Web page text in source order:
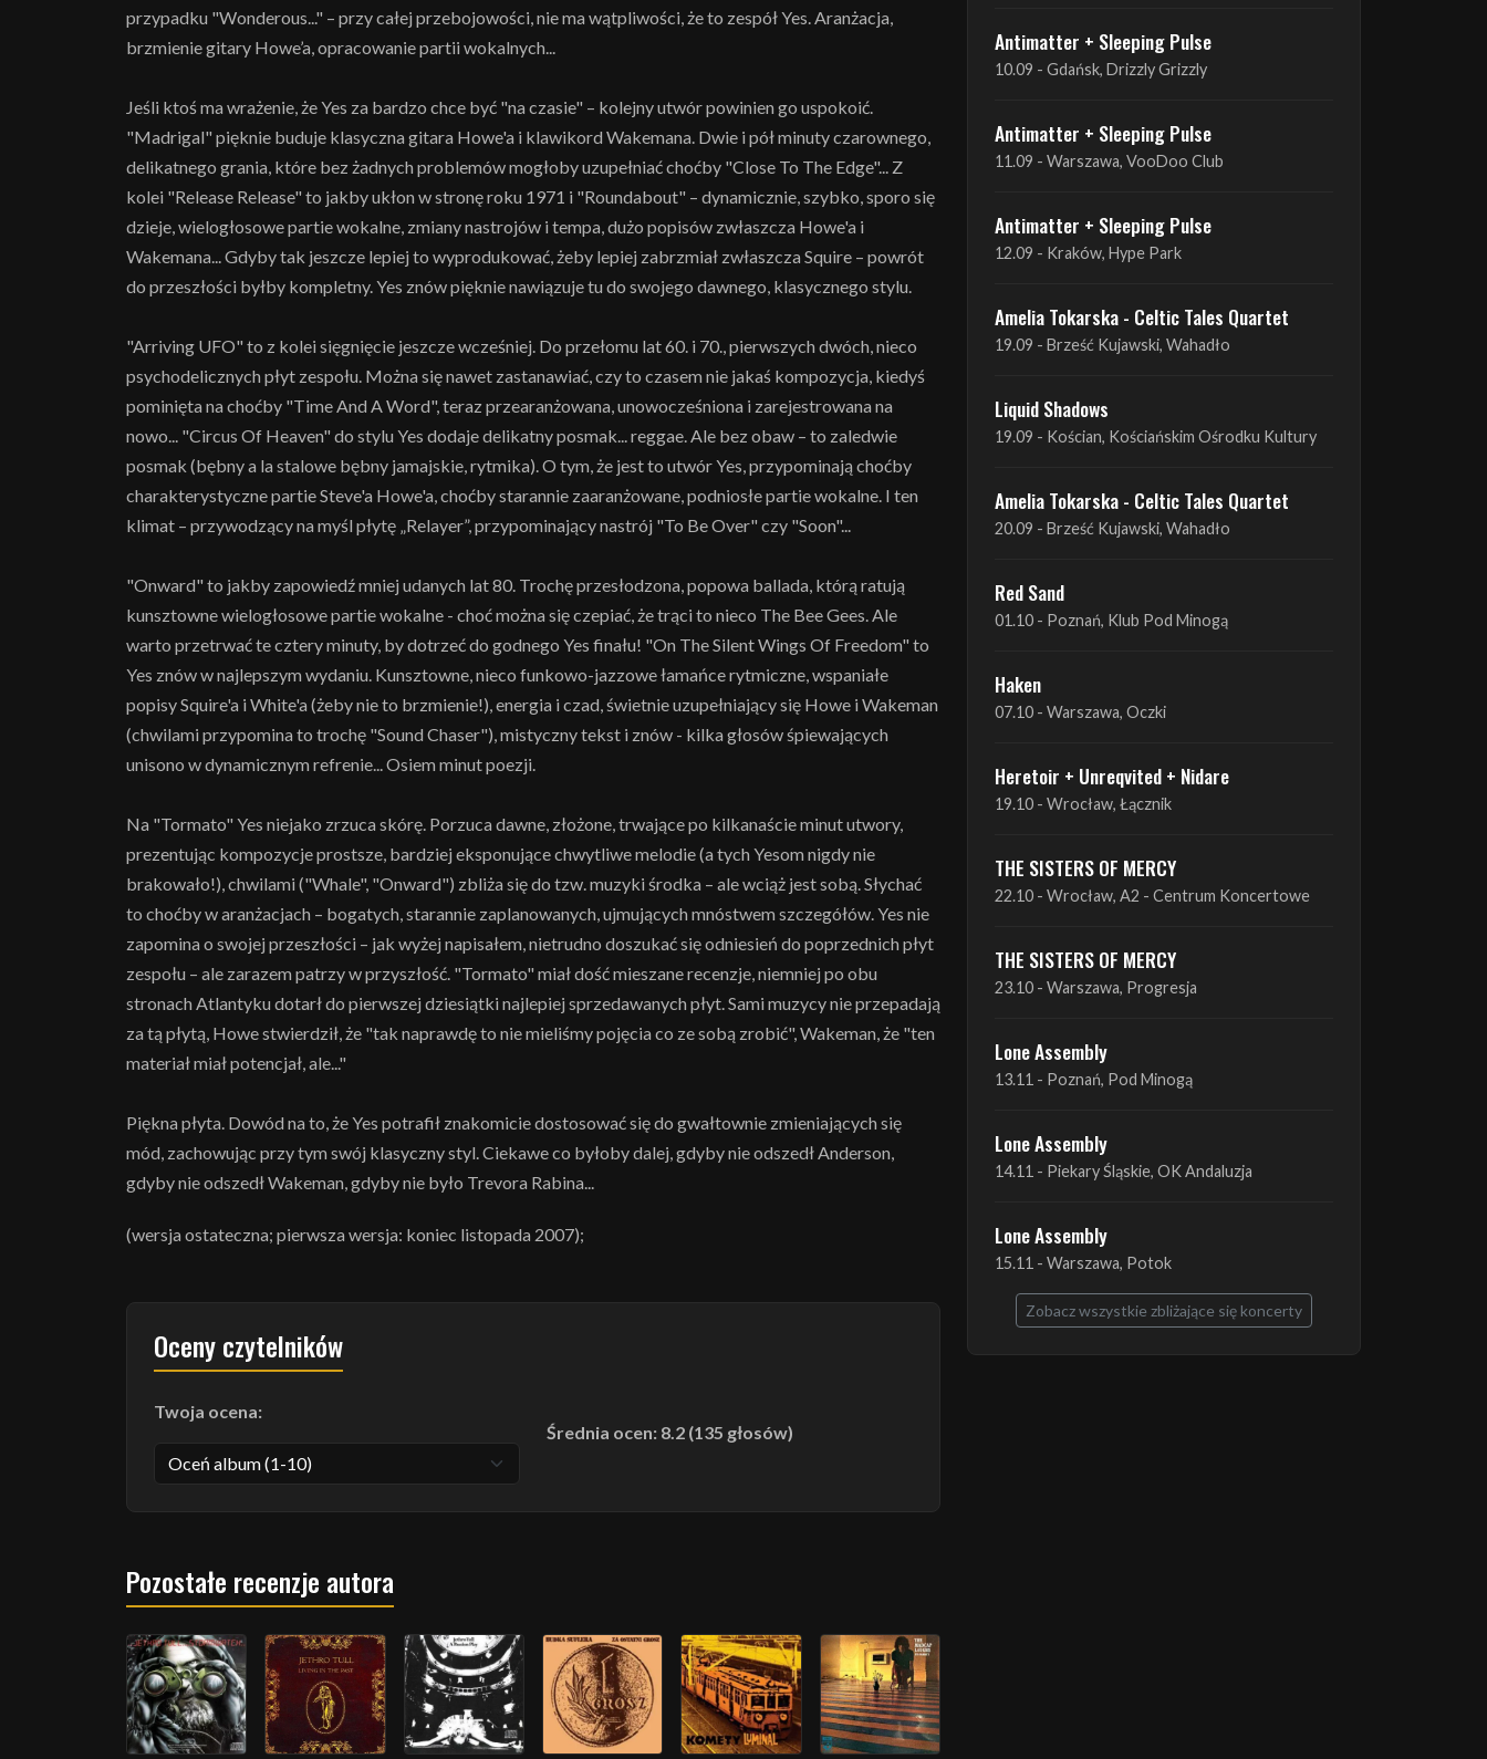
przypadku "Wonderous..." – przy całej przebojowości, nie ma wątpliwości, że to zespół Yes. Aranżacja,
brzmienie gitary Howe’a, opracowanie partii wokalnych...
Jeśli ktoś ma wrażenie, że Yes za bardzo chce być "na czasie" – kolejny utwór powinien go uspokoić.
"Madrigal" pięknie buduje klasyczna gitara Howe'a i klawikord Wakemana. Dwie i pół minuty czarownego,
delikatnego grania, które bez żadnych problemów mogłoby uzupełniać choćby "Close To The Edge"... Z
kolei "Release Release" to jakby ukłon w stronę roku 1971 i "Roundabout" – dynamicznie, szybko, sporo się
dzieje, wielogłosowe partie wokalne, zmiany nastrojów i tempa, dużo popisów zwłaszcza Howe'a i
Wakemana... Gdyby tak jeszcze lepiej to wyprodukować, żeby lepiej zabrzmiał zwłaszcza Squire – powrót
do przeszłości byłby kompletny. Yes znów pięknie nawiązuje tu do swojego dawnego, klasycznego stylu.
"Arriving UFO" to z kolei sięgnięcie jeszcze wcześniej. Do przełomu lat 60. i 70., pierwszych dwóch, nieco
psychodelicznych płyt zespołu. Można się nawet zastanawiać, czy to czasem nie jakaś kompozycja, kiedyś
pominięta na choćby "Time And A Word", teraz przearanżowana, unowocześniona i zarejestrowana na
nowo... "Circus Of Heaven" do stylu Yes dodaje delikatny posmak... reggae. Ale bez obaw – to zaledwie
posmak (bębny a la stalowe bębny jamajskie, rytmika). O tym, że jest to utwór Yes, przypominają choćby
charakterystyczne partie Steve'a Howe'a, choćby starannie zaaranżowane, podniosłe partie wokalne. I ten
klimat – przywodzący na myśl płytę „Relayer”, przypominający nastrój "To Be Over" czy "Soon"...
"Onward" to jakby zapowiedź mniej udanych lat 80. Trochę przesłodzona, popowa ballada, którą ratują
kunsztowne wielogłosowe partie wokalne - choć można się czepiać, że trąci to nieco The Bee Gees. Ale
warto przetrwać te cztery minuty, by dotrzeć do godnego Yes finału! "On The Silent Wings Of Freedom" to
Yes znów w najlepszym wydaniu. Kunsztowne, nieco funkowo-jazzowe łamańce rytmiczne, wspaniałe
popisy Squire'a i White'a (żeby nie to brzmienie!), energia i czad, świetnie uzupełniający się Howe i Wakeman
(chwilami przypomina to trochę "Sound Chaser"), mistyczny tekst i znów - kilka głosów śpiewających
unisono w dynamicznym refrenie... Osiem minut poezji.
Na "Tormato" Yes niejako zrzuca skórę. Porzuca dawne, złożone, trwające po kilkanaście minut utwory,
prezentując kompozycje prostsze, bardziej eksponujące chwytliwe melodie (a tych Yesom nigdy nie
brakowało!), chwilami ("Whale", "Onward") zbliża się do tzw. muzyki środka – ale wciąż jest sobą. Słychać
to choćby w aranżacjach – bogatych, starannie zaplanowanych, ujmujących mnóstwem szczegółów. Yes nie
zapomina o swojej przeszłości – jak wyżej napisałem, nietrudno doszukać się odniesień do poprzednich płyt
zespołu – ale zarazem patrzy w przyszłość. "Tormato" miał dość mieszane recenzje, niemniej po obu
stronach Atlantyku dotarł do pierwszej dziesiątki najlepiej sprzedawanych płyt. Sami muzycy nie przepadają
za tą płytą, Howe stwierdził, że "tak naprawdę to nie mieliśmy pojęcia co ze sobą zrobić", Wakeman, że "ten
materiał miał potencjał, ale..."
Piękna płyta. Dowód na to, że Yes potrafił znakomicie dostosować się do gwałtownie zmieniających się
mód, zachowując przy tym swój klasyczny styl. Ciekawe co byłoby dalej, gdyby nie odszedł Anderson,
gdyby nie odszedł Wakeman, gdyby nie było Trevora Rabina...
(wersja ostateczna; pierwsza wersja: koniec listopada 2007);
Oceny czytelników
Twoja ocena:
Średnia ocen: 8.2 (135 głosów)
Pozostałe recenzje autora
Antimatter + Sleeping Pulse
11.09 - Warszawa, VooDoo Club
Antimatter + Sleeping Pulse
12.09 - Kraków, Hype Park
Amelia Tokarska - Celtic Tales Quartet
19.09 - Brześć Kujawski, Wahadło
Liquid Shadows
19.09 - Kościan, Kościańskim Ośrodku Kultury
Amelia Tokarska - Celtic Tales Quartet
20.09 - Brześć Kujawski, Wahadło
Red Sand
01.10 - Poznań, Klub Pod Minogą
Haken
07.10 - Warszawa, Oczki
Heretoir + Unreqvited + Nidare
19.10 - Wrocław, Łącznik
THE SISTERS OF MERCY
22.10 - Wrocław, A2 - Centrum Koncertowe
THE SISTERS OF MERCY
23.10 - Warszawa, Progresja
Lone Assembly
13.11 - Poznań, Pod Minogą
Lone Assembly
14.11 - Piekary Śląskie, OK Andaluzja
Lone Assembly
15.11 - Warszawa, Potok
Zobacz wszystkie zbliżające się koncerty